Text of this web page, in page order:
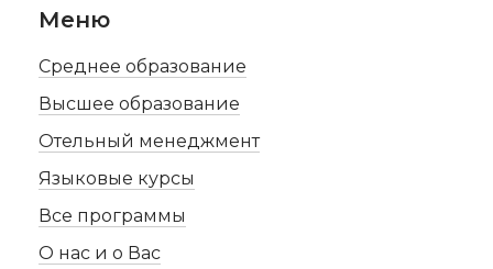
Меню
Среднее образование
Высшее образование
Отельный менеджмент
Языковые курсы
Все программы
О нас и о Вас